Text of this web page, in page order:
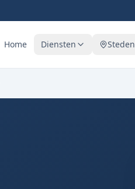
Home Diensten Steden